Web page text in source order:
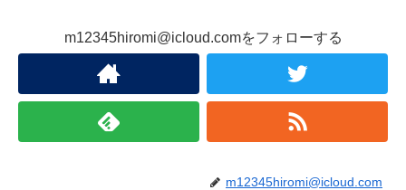
m12345hiromi@icloud.comをフォローする
m12345hiromi@icloud.com